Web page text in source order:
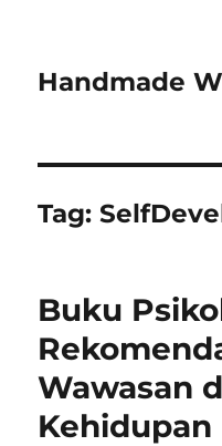
Handmade
Tag:
Buku
Wawasan
Kehidupan